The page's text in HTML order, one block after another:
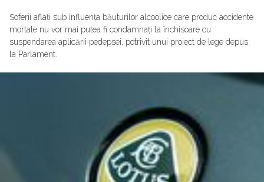
Șoferii aflați sub influența băuturilor alcoolice care produc accidente
mortale nu vor mai putea fi condamnați la închisoare cu
suspendarea aplicării pedepsei, potrivit unui proiect de lege depus
la Parlament.